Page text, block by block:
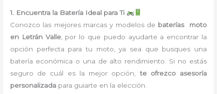
1. Encuentra la Batería Ideal para Ti
Conozco las mejores marcas y modelos de baterías moto
en Letrán Valle, por lo que puedo ayudarte a encontrar la
opción perfecta para tu moto, ya sea que busques una
batería económica o una de alto rendimiento. Si no estás
seguro de cuál es la mejor opción,te ofrezco asesoría
personalizada para guiarte en la elección.